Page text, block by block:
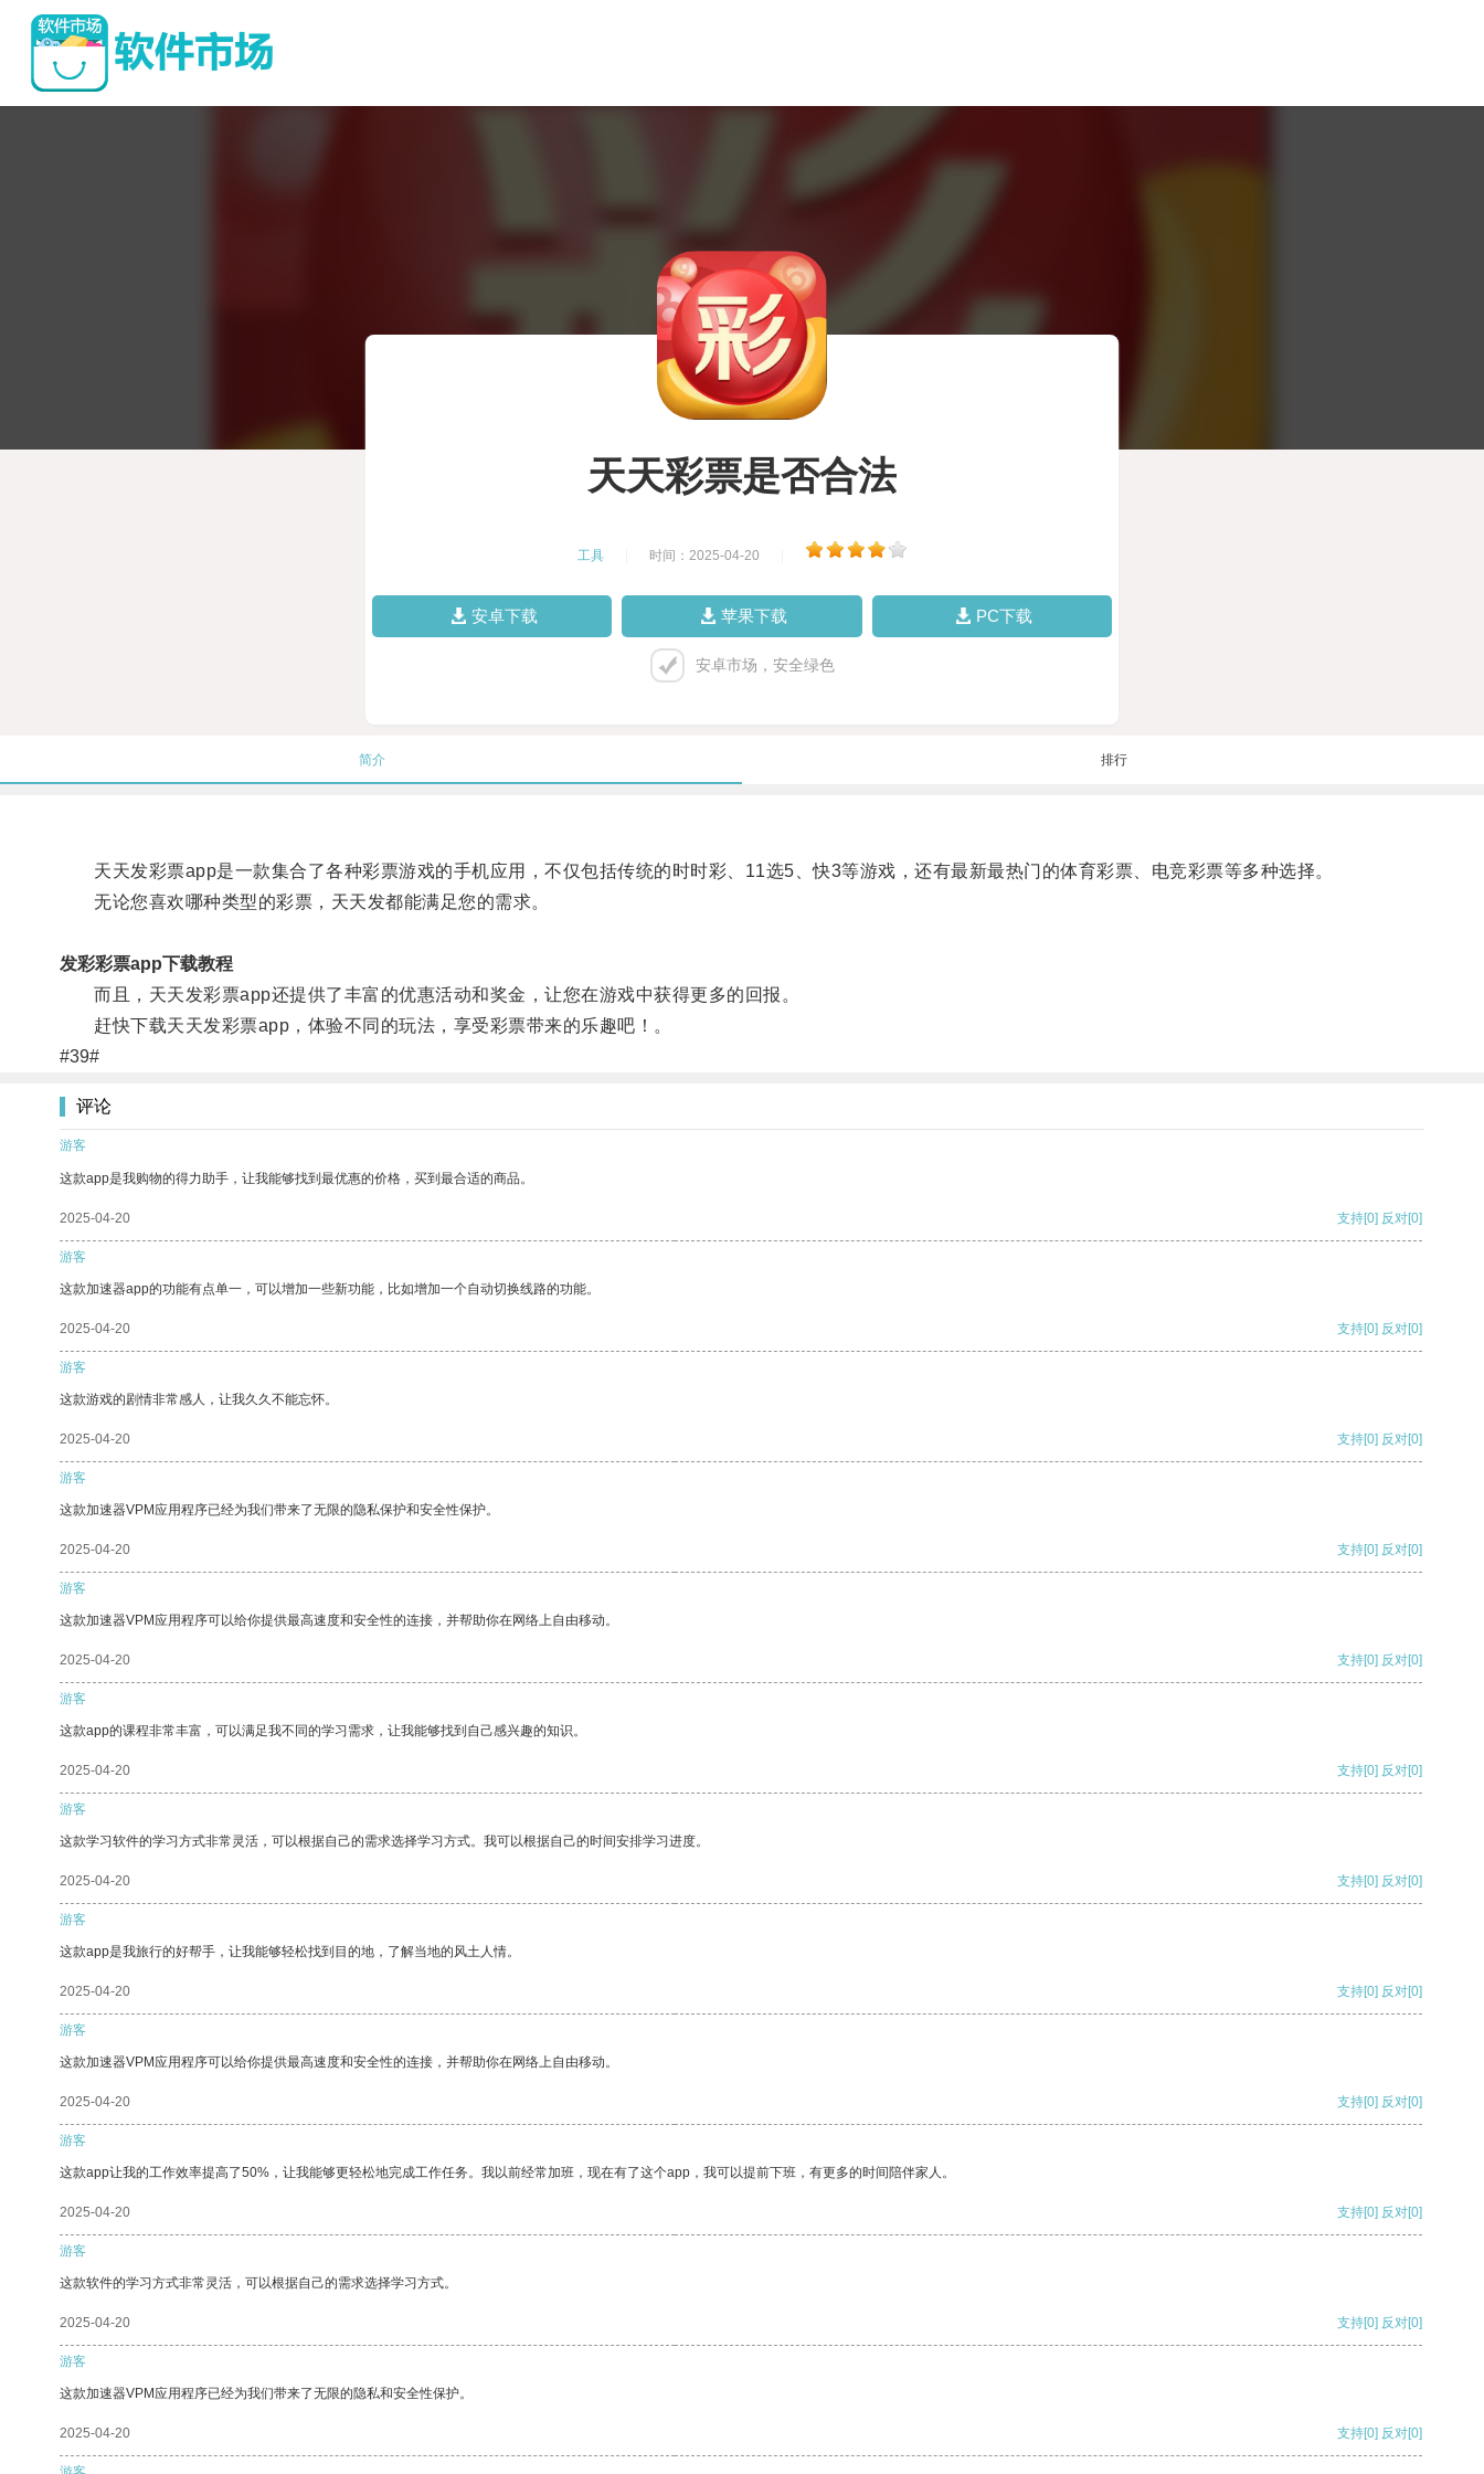
天天彩票是否合法
工具 时间：2025-04-20
安卓下载 苹果下载 PC下载
安卓市场，安全绿色
简介 排行
天天发彩票app是一款集合了各种彩票游戏的手机应用，不仅包括传统的时时彩、11选5、快3等游戏，还有最新最热门的体育彩票、电竞彩票等多种选择。
无论您喜欢哪种类型的彩票，天天发都能满足您的需求。
发彩彩票app下载教程
而且，天天发彩票app还提供了丰富的优惠活动和奖金，让您在游戏中获得更多的回报。
赶快下载天天发彩票app，体验不同的玩法，享受彩票带来的乐趣吧！。
#39#
评论
游客
这款app是我购物的得力助手，让我能够找到最优惠的价格，买到最合适的商品。
2025-04-20 支持[0] 反对[0]
游客
这款加速器app的功能有点单一，可以增加一些新功能，比如增加一个自动切换线路的功能。
2025-04-20 支持[0] 反对[0]
游客
这款游戏的剧情非常感人，让我久久不能忘怀。
2025-04-20 支持[0] 反对[0]
游客
这款加速器VPM应用程序已经为我们带来了无限的隐私保护和安全性保护。
2025-04-20 支持[0] 反对[0]
游客
这款加速器VPM应用程序可以给你提供最高速度和安全性的连接，并帮助你在网络上自由移动。
2025-04-20 支持[0] 反对[0]
游客
这款app的课程非常丰富，可以满足我不同的学习需求，让我能够找到自己感兴趣的知识。
2025-04-20 支持[0] 反对[0]
游客
这款学习软件的学习方式非常灵活，可以根据自己的需求选择学习方式。我可以根据自己的时间安排学习进度。
2025-04-20 支持[0] 反对[0]
游客
这款app是我旅行的好帮手，让我能够轻松找到目的地，了解当地的风土人情。
2025-04-20 支持[0] 反对[0]
游客
这款加速器VPM应用程序可以给你提供最高速度和安全性的连接，并帮助你在网络上自由移动。
2025-04-20 支持[0] 反对[0]
游客
这款app让我的工作效率提高了50%，让我能够更轻松地完成工作任务。我以前经常加班，现在有了这个app，我可以提前下班，有更多的时间陪伴家人。
2025-04-20 支持[0] 反对[0]
游客
这款软件的学习方式非常灵活，可以根据自己的需求选择学习方式。
2025-04-20 支持[0] 反对[0]
游客
这款加速器VPM应用程序已经为我们带来了无限的隐私和安全性保护。
2025-04-20 支持[0] 反对[0]